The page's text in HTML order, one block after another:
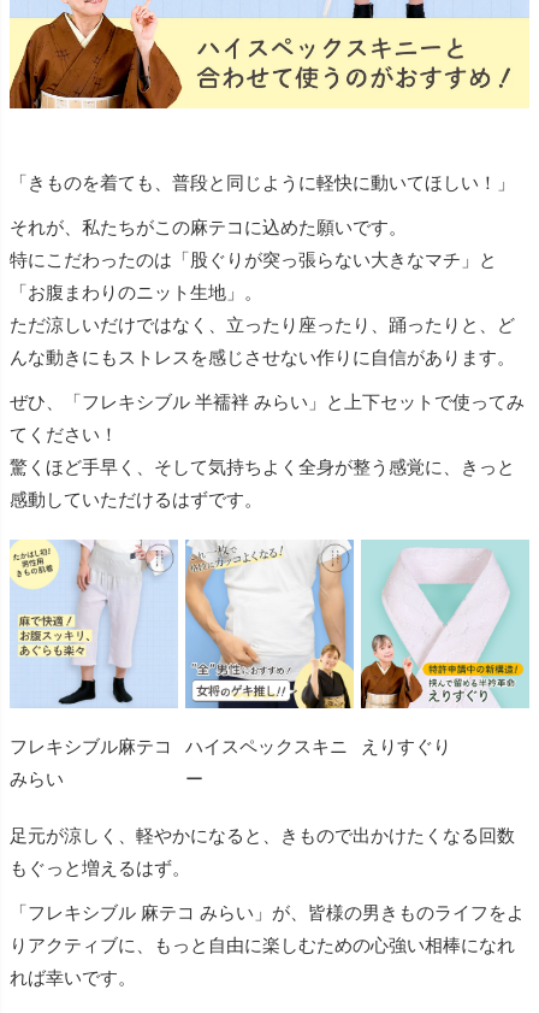
「きものを着ても、普段と同じように軽快に動いてほしい！」
それが、私たちがこの麻テコに込めた願いです。
特にこだわったのは「股ぐりが突っ張らない大きなマチ」と
「お腹まわりのニット生地」。
ただ涼しいだけではなく、立ったり座ったり、踊ったりと、ど
んな動きにもストレスを感じさせない作りに自信があります。
ぜひ、「フレキシブル 半襦袢 みらい」と上下セットで使ってみ
てください！
驚くほど手早く、そして気持ちよく全身が整う感覚に、きっと
感動していただけるはずです。
フレキシブル麻テコ
みらい
ハイスペックスキニ
ー
えりすぐり
足元が涼しく、軽やかになると、きもので出かけたくなる回数
もぐっと増えるはず。
「フレキシブル 麻テコ みらい」が、皆様の男きものライフをよ
りアクティブに、もっと自由に楽しむための心強い相棒になれ
れば幸いです。